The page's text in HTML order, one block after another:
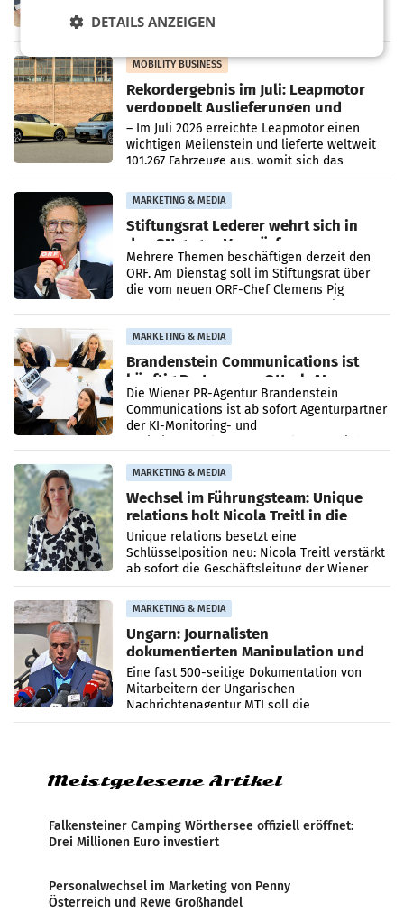
Vorarlberger Kaufmann Jürgen Albrecht ist
kartellrechtlich freigegeben: Die
Bundeskartellanwalt
MOBILITY BUSINESS
Rekordergebnis im Juli: Leapmotor
verdoppelt Auslieferungen und
überschreitet die 100.000er-Marke
– Im Juli 2026 erreichte Leapmotor einen
wichtigen Meilenstein und lieferte weltweit
101.267 Fahrzeuge aus, womit sich das
Ergebnis gegenüber Juli 2025 mehr als
verdoppelte (+102
MARKETING & MEDIA
Stiftungsrat Lederer wehrt sich in
den SN gegen Vorwürfe
Mehrere Themen beschäftigen derzeit den
ORF. Am Dienstag soll im Stiftungsrat über
die vom neuen ORF-Chef Clemens Pig
MARKETING & MEDIA
Brandenstein Communications ist
künftig Partner von OtterlyAI
Die Wiener PR-Agentur Brandenstein
Communications ist ab sofort Agenturpartner
der KI-Monitoring- und
MARKETING & MEDIA
Wechsel im Führungsteam: Unique
relations holt Nicola Treitl in die
Geschäftsleitung
Unique relations besetzt eine
Schlüsselposition neu: Nicola Treitl verstärkt
ab sofort die Geschäftsleitung der Wiener
PR-Agentur an der Seite von Josef Kalina und
Anna Kalina-Mahr.
MARKETING & MEDIA
Ungarn: Journalisten
dokumentierten Manipulation und
Zensur
Eine fast 500-seitige Dokumentation von
Mitarbeitern der Ungarischen
Nachrichtenagentur MTI soll die
systematische Nachrichten-Manipulation und
Meistgelesene Artikel
Falkensteiner Camping Wörthersee offiziell eröffnet:
Drei Millionen Euro investiert
Personalwechsel im Marketing von Penny
Österreich und Rewe Großhandel
DETAILS ANZEIGEN